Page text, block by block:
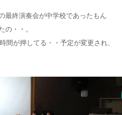
最終演奏会が中学校であったもん
の・・。
間が押してる・・予定が変更され、